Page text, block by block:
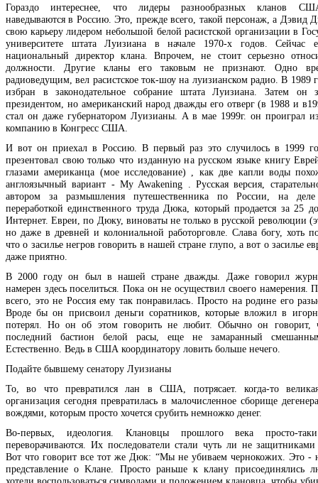
Гораздо интереснее, что лидеры разнообразных кланов
наведываются в Россию. Это, прежде всего, такой персонаж, а Дэвид
свою карьеру лидером небольшой белой расистской организации в
университете штата Луизиана в начале 1970-х годов.
национальный директор клана. Впрочем, не стоит серьезно
должности. Другие кланы его таковым не признают. Одно
радиоведущим, вел расистское ток-шоу на луизианском радио. В 1989
избран в законодательное собрание штата Луизиана. Затем он
президентом, но американский народ дважды его отверг (в 1988 и
стал он даже губернатором Луизианы. А в мае 1999г. он проиграл
компанию в Конгресс США.
И вот он приехал в Россию. В первый раз это случилось в 1999
презентовал свою только что изданную на русском языке книгу
глазами американца (мое исследование) , как две капли воды
англоязычный вариант - My Awakening . Русская версия,
автором за размышления путешественника по России, на деле
переработкой единственного труда Дюка, который продается за 25
Интернет. Евреи, по Дюку, виноваты не только в русской революции
но даже в древней и колониальной работорговле. Слава богу, хоть
что о засилье негров говорить в нашей стране глупо, а вот о засилье
даже приятно.
В 2000 году он был в нашей стране дважды. Даже говорил
намерен здесь поселиться. Пока он не осуществил своего намерения.
всего, это не Россия ему так понравилась. Просто на родине его
Вроде бы он присвоил деньги соратников, которые вложил в
потерял. Но он об этом говорить не любит. Обычно он говорит,
последний бастион белой расы, еще не замаранный
Естественно. Ведь в США координатору ловить больше нечего.
Подайте бывшему сенатору Луизианы
То, во что превратился лан в США, потрясает. когда-то
организация сегодня превратилась в малочисленное сборище
вождями, которым просто хочется срубить немножко денег.
Во-первых, идеология. Клановцы прошлого века просто-
переворачиваются. Их последователи стали чуть ли не
Вот что говорит все тот же Дюк: “Мы не убиваем чернокожих. Это -
представление о Kлане. Просто раньше к клану присоединялись
хотели воспользоваться символами и положением клановца, чтобы